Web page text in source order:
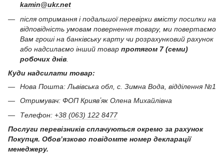
kamin@ukr.net
після отримання і подальшої перевірки вмісту посилки на
відповідність умовам повернення товару, ми повертаємо
Вам гроші на банківську карту чи розрахунковий рахунок
або надсилаємо інший товар протягом 7 (семи)
робочих днів
Куди надсилати товар:
Нова Пошта: Львівська обл, с. Зимна Вода, відділення №1
Отримувач: ФОП Криявʼяк Олена Михайлівна
Телефон: +38 (063) 122 8477
Послуги перевізників сплачуються окремо за рахунок
Покупця. Обов’язково повідомте номер декларації
менеджеру.